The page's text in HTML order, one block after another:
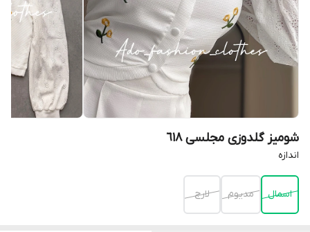
شومیز گلدوزی مجلسی ٦١٨
اندازه
اسمال مديوم لارج